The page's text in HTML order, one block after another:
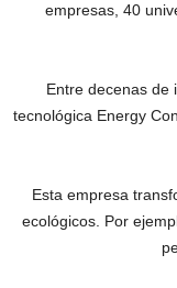
empresas, 40
Entre decenas de
tecnológica Energy
Esta empresa
ecológicos. Por